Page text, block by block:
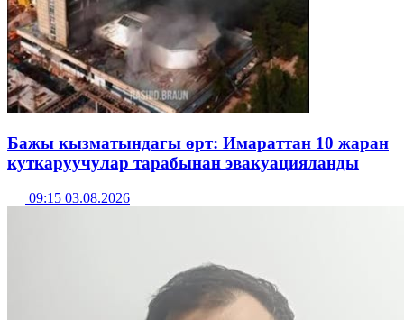
Бажы кызматындагы өрт: Имараттан 10 жаран
куткаруучулар тарабынан эвакуацияланды
09:15 03.08.2026